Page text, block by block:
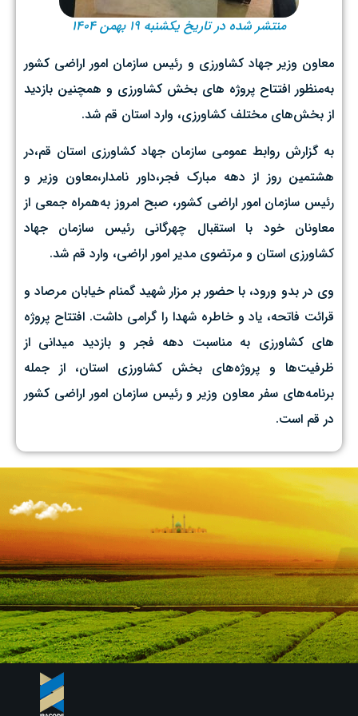
منتشر شده در تاریخ یکشنبه ۱۹ بهمن ۱۴۰۴
معاون وزیر جهاد کشاورزی و رئیس سازمان امور اراضی کشور
به‌منظور افتتاح پروژه های بخش کشاورزی و همچنین بازدید
از بخش‌های مختلف کشاورزی، وارد استان قم شد.
به گزارش روابط عمومی سازمان جهاد کشاورزی استان قم،در
هشتمین روز از دهه مبارک فجر،داور نامدار،معاون وزیر و
رئیس سازمان امور اراضی کشور، صبح امروز به‌همراه جمعی از
معاونان خود با استقبال چهرگانی رئیس سازمان جهاد
کشاورزی استان و مرتضوی مدیر امور اراضی، وارد قم شد.
وی در بدو ورود، با حضور بر مزار شهید گمنام خیابان مرصاد و
قرائت فاتحه، یاد و خاطره شهدا را گرامی داشت. افتتاح پروژه
های کشاورزی به مناسبت دهه فجر و بازدید میدانی از
ظرفیت‌ها و پروژه‌های بخش کشاورزی استان، از جمله
برنامه‌های سفر معاون وزیر و رئیس سازمان امور اراضی کشور
در قم است.